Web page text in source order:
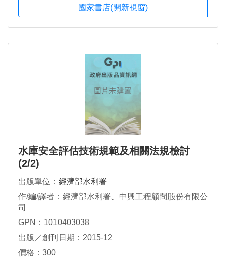
國家書店(開新視窗)
水庫安全評估技術規範及相關法規檢討
(2/2)
出版單位： 經濟部水利署
作/編/譯者：經濟部水利署、中興工程顧問股份有限公
司
GPN：1010403038
出版／創刊日期：2015-12
價格：300